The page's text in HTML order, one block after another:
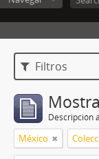
Filtros
Descripción
México